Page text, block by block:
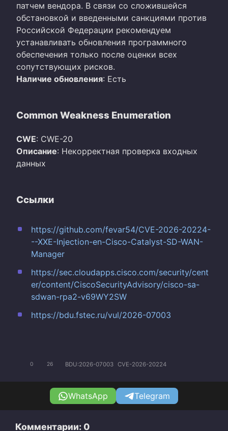
патчем вендора. В связи со сложившейся
обстановкой и введенными санкциями против
Российской Федерации рекомендуем
устанавливать обновления программного
обеспечения только после оценки всех
сопутствующих рисков.
Наличие обновления: Есть
Common Weakness Enumeration
CWE: CWE-20
Описание: Некорректная проверка входных
данных
Ссылки
https://github.com/fevar54/CVE-2026-20224-
--XXE-Injection-en-Cisco-Catalyst-SD-WAN-
Manager
https://sec.cloudapps.cisco.com/security/cent
er/content/CiscoSecurityAdvisory/cisco-sa-
sdwan-rpa2-v69WY2SW
https://bdu.fstec.ru/vul/2026-07003
0 26 BDU:2026-07003 CVE-2026-20224
WhatsApp Telegram
Комментарии: 0